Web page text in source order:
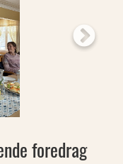
foredrag